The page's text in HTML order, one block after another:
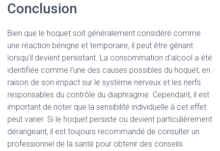
Conclusion
Bien que le hoquet soit généralement considéré comme
une réaction bénigne et temporaire, il peut être gênant
lorsqu’il devient persistant. La consommation d’alcool a été
identifiée comme l’une des causes possibles du hoquet, en
raison de son impact sur le système nerveux et les nerfs
responsables du contrôle du diaphragme. Cependant, il est
important de noter que la sensibilité individuelle à cet effet
peut varier. Si le hoquet persiste ou devient particulièrement
dérangeant, il est toujours recommandé de consulter un
professionnel de la santé pour obtenir des conseils